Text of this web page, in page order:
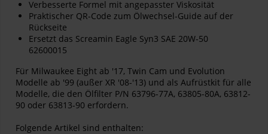
Verbesserte Formel mit angepasster Viskosität
Praktischer QR-Code zum Ölwechsel-Guide auf der
Rückseite
Ersetzt das Screamin Eagle Syn3 SAE 20W-50
62600015
Für Milwaukee Eight ab '17, Twin Cam und Evolution
Modelle ab '99 (außer XR '08-'13) und als Aufrüstkit für alle
Modelle, die den Ölfilter P/N 63796-77A, 63805-80A, 63812-
90 oder 63813-90 erfordern.
Folgende Artikel sind enthalten: